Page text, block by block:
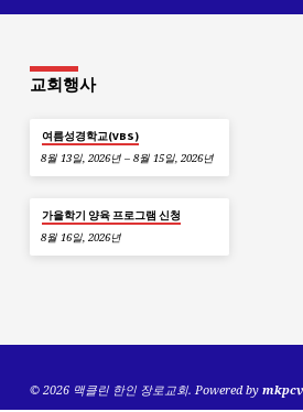
교회행사
여름성경학교(VBS)
8월 13일, 2026년 – 8월 15일, 2026년
가을학기 양육 프로그램 신청
8월 16일, 2026년
© 2026 맥클린 한인 장로교회. Powered by